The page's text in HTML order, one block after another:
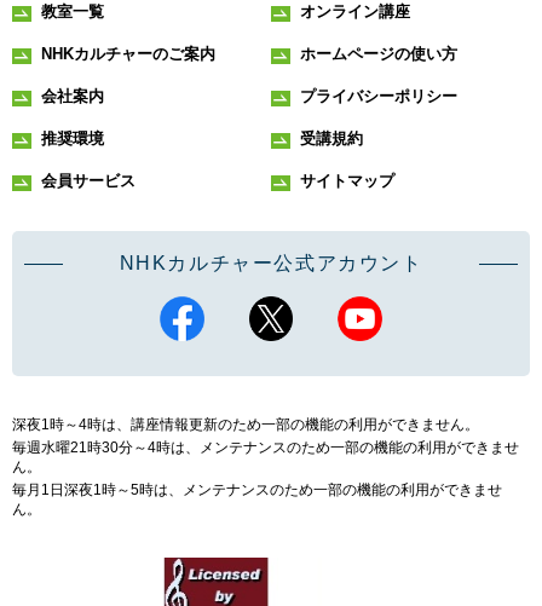
教室一覧 オンライン講座
NHKカルチャーのご案内 ホームページの使い方
会社案内 プライバシーポリシー
推奨環境 受講規約
会員サービス サイトマップ
NHKカルチャー公式アカウント
深夜1時～4時は、講座情報更新のため一部の機能の利用ができません。
毎週水曜21時30分～4時は、メンテナンスのため一部の機能の利用ができませ
ん。
毎月1日深夜1時～5時は、メンテナンスのため一部の機能の利用ができませ
ん。